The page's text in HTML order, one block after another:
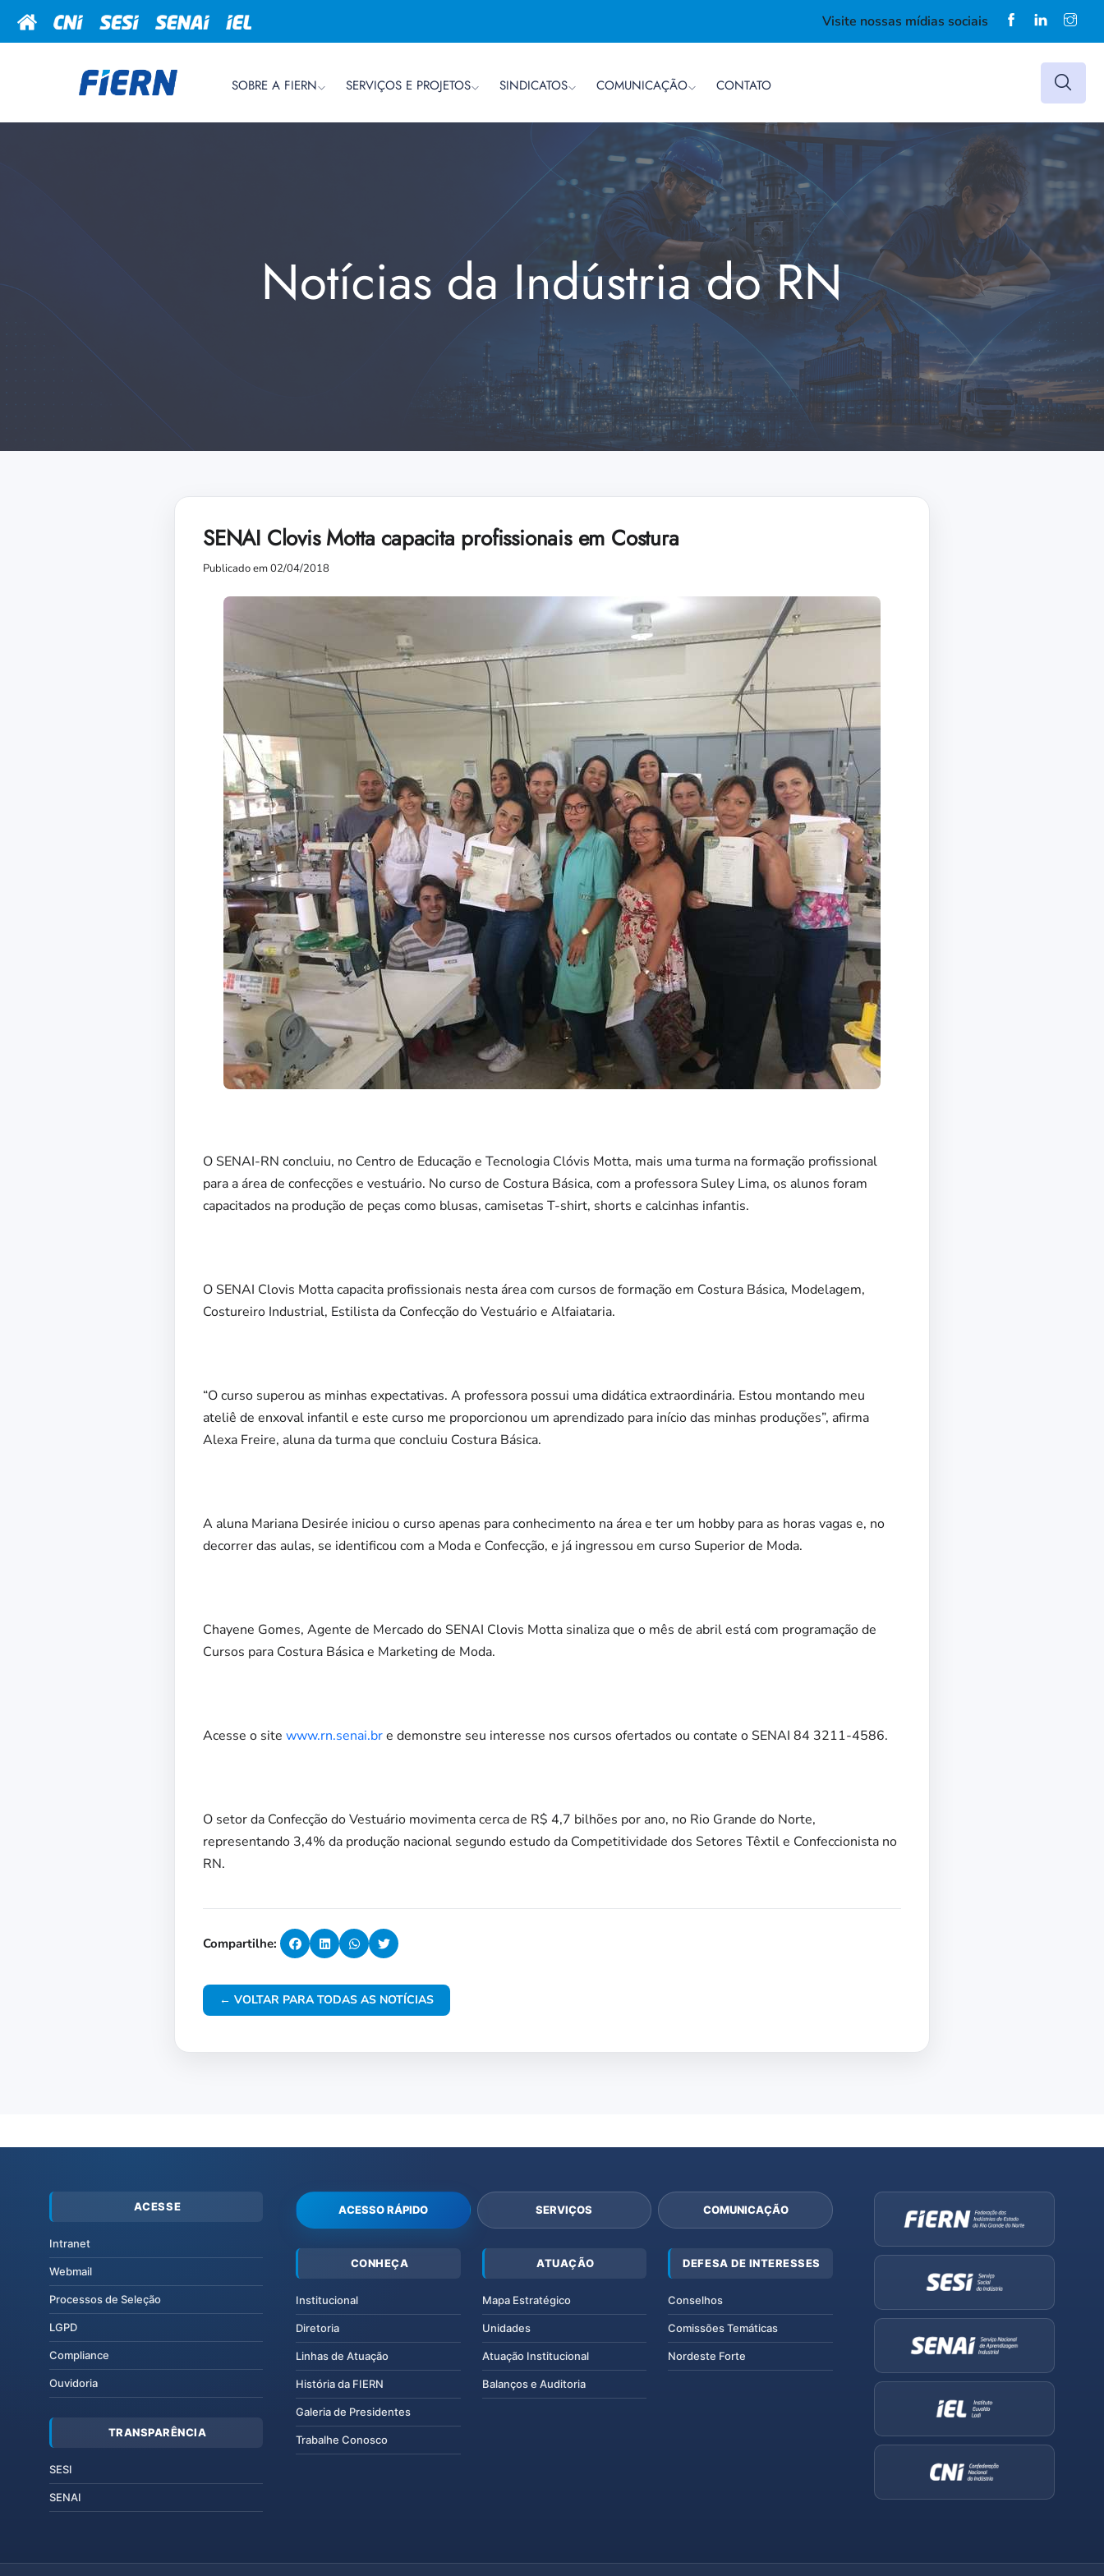
Visite nossas mídias sociais
SOBRE A FIERN SERVIÇOS E PROJETOS SINDICATOS COMUNICAÇÃO CONTATO
Notícias da Indústria do RN
SENAI Clovis Motta capacita profissionais em Costura
Publicado em 02/04/2018
O SENAI-RN concluiu, no Centro de Educação e Tecnologia Clóvis Motta, mais uma turma na formação profissional
para a área de confecções e vestuário. No curso de Costura Básica, com a professora Suley Lima, os alunos foram
capacitados na produção de peças como blusas, camisetas T-shirt, shorts e calcinhas infantis.
O SENAI Clovis Motta capacita profissionais nesta área com cursos de formação em Costura Básica, Modelagem,
Costureiro Industrial, Estilista da Confecção do Vestuário e Alfaiataria.
“O curso superou as minhas expectativas. A professora possui uma didática extraordinária. Estou montando meu
ateliê de enxoval infantil e este curso me proporcionou um aprendizado para início das minhas produções”, afirma
Alexa Freire, aluna da turma que concluiu Costura Básica.
A aluna Mariana Desirée iniciou o curso apenas para conhecimento na área e ter um hobby para as horas vagas e, no
decorrer das aulas, se identificou com a Moda e Confecção, e já ingressou em curso Superior de Moda.
Chayene Gomes, Agente de Mercado do SENAI Clovis Motta sinaliza que o mês de abril está com programação de
Cursos para Costura Básica e Marketing de Moda.
Acesse o site www.rn.senai.bre demonstre seu interesse nos cursos ofertados ou contate o SENAI 84 3211-4586.
O setor da Confecção do Vestuário movimenta cerca de R$ 4,7 bilhões por ano, no Rio Grande do Norte,
representando 3,4% da produção nacional segundo estudo da Competitividade dos Setores Têxtil e Confeccionista no
RN.
Compartilhe:
← VOLTAR PARA TODAS AS NOTÍCIAS
ACESSE
Intranet
Webmail
Processos de Seleção
LGPD
Compliance
Ouvidoria
TRANSPARÊNCIA
SESI
SENAI
ACESSO RÁPIDO SERVIÇOS COMUNICAÇÃO
CONHEÇA
Institucional
Diretoria
Linhas de Atuação
História da FIERN
Galeria de Presidentes
Trabalhe Conosco
ATUAÇÃO
Mapa Estratégico
Unidades
Atuação Institucional
Balanços e Auditoria
DEFESA DE INTERESSES
Conselhos
Comissões Temáticas
Nordeste Forte